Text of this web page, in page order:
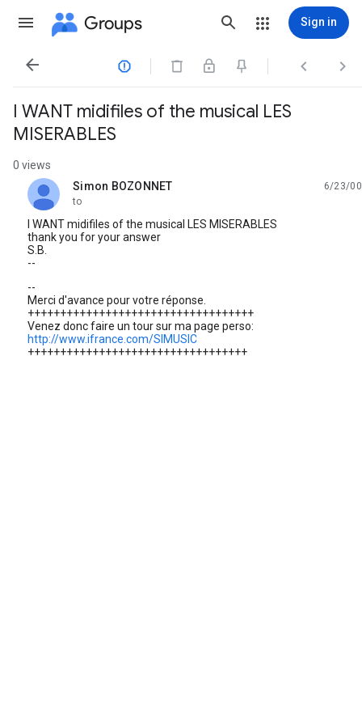
Groups Sign in
   
I WANT midifiles of the musical LES
MISERABLES
0 views
Simon BOZONNET
unread,
6/23/00
to
I WANT midifiles of the musical LES MISERABLES
thank you for your answer
S.B.
--
--
Merci d'avance pour votre réponse.
+++++++++++++++++++++++++++++++++++
Venez donc faire un tour sur ma page perso:
http://www.ifrance.com/SIMUSIC
++++++++++++++++++++++++++++++++++